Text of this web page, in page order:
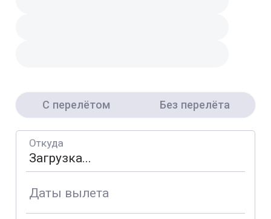
С перелётом Без перелёта
Откуда
Даты вылета